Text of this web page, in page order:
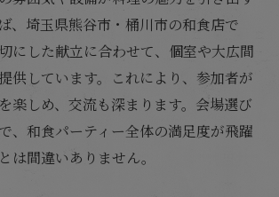
、埼玉県熊谷市・桶川市の和食店で
にした献立に合わせて、個室や大広間
供しています。これにより、参加者が
楽しめ、交流も深まります。会場選び
、和食パーティー全体の満足度が飛躍
は間違いありません。